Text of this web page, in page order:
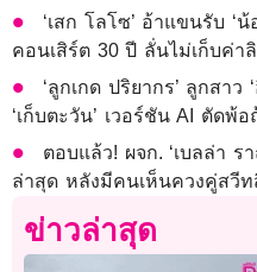
‘เสก โลโซ’ อ้าแขนรับ ‘
คอนเสิร์ต 30 ปี ลั่นไม่เก็บค่า
‘ลูกเกด ปริยากร’ ลูกสาว
‘เก็บตะวัน’ เวอร์ชัน AI ตัดพ้
ตอบแล้ว! ผจก. ‘เบลล่า
ล่าสุด หลังมีคนเห็นควงคู่สวีท
ข่าวล่าสุด